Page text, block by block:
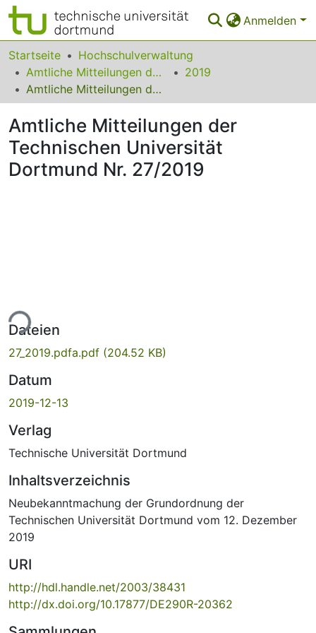
Anmelden
Bereiche & Sammlungen
Das gesamte Repositorium
FAQ
Leitlinien
Startseite
Hochschulverwaltung
Amtliche Mitteilungen der Technischen Universität Dortmund
2019
Amtliche Mitteilungen der Technischen Universität Dortmund Nr. 27/2019
Amtliche Mitteilungen der
Technischen Universität
Dortmund Nr. 27/2019
Dateien
27_2019.pdfa.pdf (204.52 KB)
Datum
2019-12-13
Verlag
Technische Universität Dortmund
Inhaltsverzeichnis
Neubekanntmachung der Grundordnung der
Technischen Universität Dortmund vom 12. Dezember
2019
URI
http://hdl.handle.net/2003/38431
http://dx.doi.org/10.17877/DE290R-20362